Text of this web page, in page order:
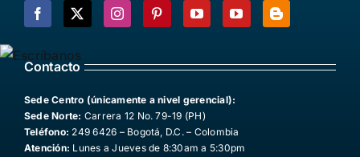
Facebook
X InstagramPinterestYouTubeYouTubeBlogger
Contacto
Sede Centro (únicamente a nivel gerencial):
Sede Norte: Carrera 12 No. 79-19 (PH)
Teléfono: 249 6426 – Bogotá, D.C. – Colombia
Atención: Lunes a Jueves de 8:30am a 5:30pm